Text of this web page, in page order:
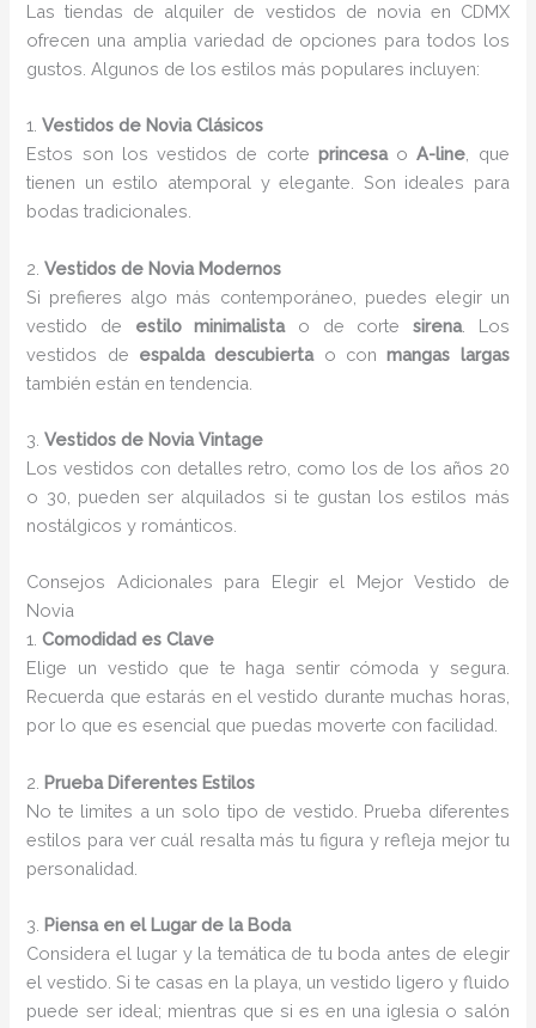
Las tiendas de alquiler de vestidos de novia en CDMX
ofrecen una amplia variedad de opciones para todos los
gustos. Algunos de los estilos más populares incluyen:
1.Vestidos de Novia Clásicos
Estos son los vestidos de corte princesaoA-line, que
tienen un estilo atemporal y elegante. Son ideales para
bodas tradicionales.
2.Vestidos de Novia Modernos
Si prefieres algo más contemporáneo, puedes elegir un
vestido de estilo minimalistao de corte sirena. Los
vestidos de espalda descubiertao conmangas largas
también están en tendencia.
3.Vestidos de Novia Vintage
Los vestidos con detalles retro, como los de los años 20
o 30, pueden ser alquilados si te gustan los estilos más
nostálgicos y románticos.
Consejos Adicionales para Elegir el Mejor Vestido de
Novia
1.Comodidad es Clave
Elige un vestido que te haga sentir cómoda y segura.
Recuerda que estarás en el vestido durante muchas horas,
por lo que es esencial que puedas moverte con facilidad.
2. Prueba Diferentes Estilos
No te limites a un solo tipo de vestido. Prueba diferentes
estilos para ver cuál resalta más tu figura y refleja mejor tu
personalidad.
3. Piensa en el Lugar de la Boda
Considera el lugar y la temática de tu boda antes de elegir
el vestido. Si te casas en la playa, un vestido ligero y fluido
puede ser ideal; mientras que si es en una iglesia o salón